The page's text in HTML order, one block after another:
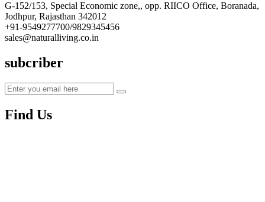
G-152/153, Special Economic zone,, opp. RIICO Office, Boranada,
Jodhpur, Rajasthan 342012
+91-9549277700/9829345456
sales@naturalliving.co.in
subcriber
Find Us